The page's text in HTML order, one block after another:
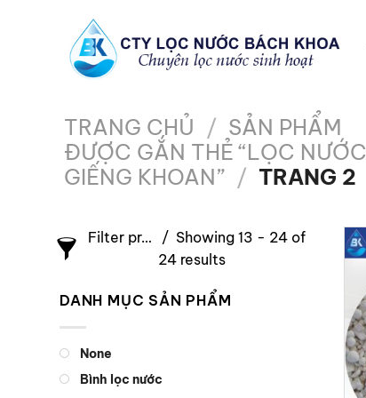
TRANG CHỦ / SẢN PHẨM
ĐƯỢC GẮN THẺ “LỌC NƯỚC
GIẾNG KHOAN” / TRANG 2
Filter products
Showing 13 - 24 of
24 results
DANH MỤC SẢN PHẨM
None
Bình lọc nước